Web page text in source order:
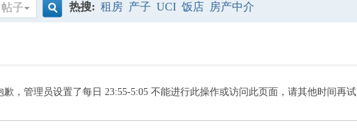
帖子
索
热搜: 租房 产子 UCI 饭店 房产中介
歉，管理员设置了每日 23:55-5:05 不能进行此操作或访问此页面，请其他时间再试